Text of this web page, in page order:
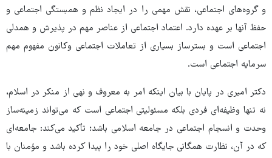
و گروه‌های اجتماعی، نقش مهمی را در ایجاد نظم و همبستگی اجتماعی و
حفظ آنها بر عهده دارد. اعتماد اجتماعی از عناصر مهم در پذیرش و همدلی
اجتماعی است و بسترساز بسیاری از تعاملات اجتماعی وکانون مفهوم مهم
سرمایه اجتماعی است.
دکتر امیری در پایان با بیان اینکه امر به معروف و نهی از منکر در اسلام،
نه تنها وظیفه‌ای فردی بلکه مسئولیتی اجتماعی است که می‌تواند زمینه‌ساز
وحدت و انسجام اجتماعی در جامعه اسلامی باشد؛ تأکید می‌کند: جامعه‌ای
که در آن، نظارت همگانی جایگاه اصلی خود را پیدا کرده باشد و مؤمنان با